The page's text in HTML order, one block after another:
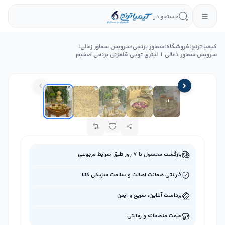
جستجو در
کیمیا ترنج›فروشگاه›سماور برنجی›سرویس سماور زغالی›
سرویس سماور ذغالی 1 لیتری توپی قلمزنی برنجی ضخیم
بازگشت محصول تا ۷ روز طبق شرایط مرجوعی
گارانتی ضمانت اصالت و سلامت فیزیکی کالا
برداشت آنلاین، سریع و ایمن
قیمت منصفانه و رقابتی
+1